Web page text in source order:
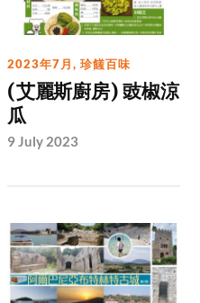
2023年7月,珍饈百味
(艾麗斯廚房) 豉椒涼
瓜
9 July 2023